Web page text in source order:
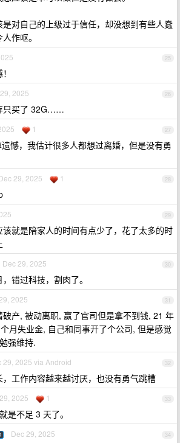
对自己的上级过于信任，却没想到有些人蠢
作呕。
25
26
2025
只买了 32G……
27
1
憾，我估计很多人都想过离婚，但是没有勇
28
29, 2025 1
29
就是陪家人的时间有点少了，花了太多的时
30
Dec 29, 2025
错过科技，割肉了。
31
2025
产, 被动离职, 赢了官司但是拿不到钱, 21 年
月失业金, 自己和同事开了个公司, 但是感觉
强维持.
32
29, 2025 via Android
工作内容越来越讨厌，也没有勇气跳槽
33
2025 1
是不足 3 天了。
34
Dec 29, 2025